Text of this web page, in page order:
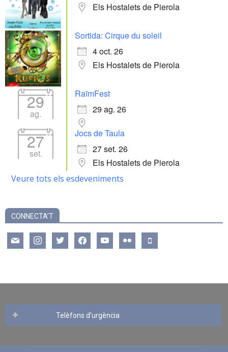
Els Hostalets de Pierola
Sortida: Cirque du soleil
4 oct. 26
Els Hostalets de Pierola
29
ag.
RaïmFest
29 ag. 26
27
set.
Jocs de Taula
27 set. 26
Els Hostalets de Pierola
Veure tots els esdeveniments
CONNECTA’T
mail instagramtwitter facebookyoutube flickr mobile
Telèfons d’urgència